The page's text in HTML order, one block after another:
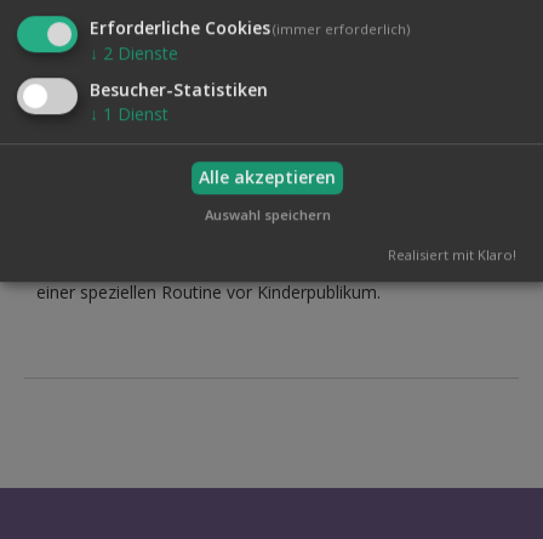
Die Routine gehörte 30 Jahre lang zu Markos festem
Repertoire und wird sicherlich auch Ihre Performance
bereichern.
Sie erhalten alles detailliert in einem englischsprachigen
Sprachkenntnisse gut zu verstehen.
ist ein total verblüffender Effekt, der leicht
vorzuführen ist und in eine Sprechnummer - wie auch in
präparierten Seile (in weiß) mit genauer Beschreibung incl.
einer speziellen Routine vor Kinderpublikum.
Erforderliche Cookies(immer erforderlich)
↓ 2 Dienste
Besucher-Statistiken
↓ 1 Dienst
Alle akzeptieren
Auswahl speichern
Realisiert mit Klaro!